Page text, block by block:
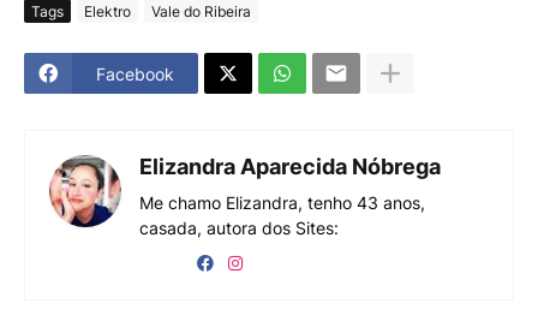
Tags Elektro Vale do Ribeira
Facebook
Elizandra Aparecida Nóbrega
Me chamo Elizandra, tenho 43 anos,
casada, autora dos Sites: